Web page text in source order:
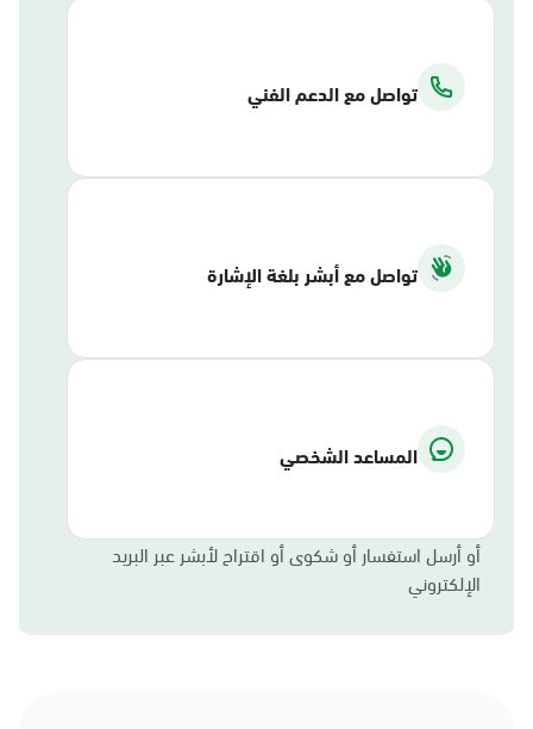
تواصل مع الدعم الفني
تواصل مع أبشر بلغة الإشارة
المساعد الشخصي
أو أرسل استفسار أو شكوى أو اقتراح لأبشر عبر البريد
الإلكتروني